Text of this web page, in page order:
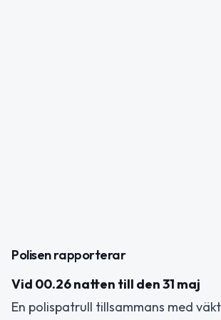
Polisen rapporterar
Vid 00.26 natten till den 31 maj
En polispatrull tillsammans med